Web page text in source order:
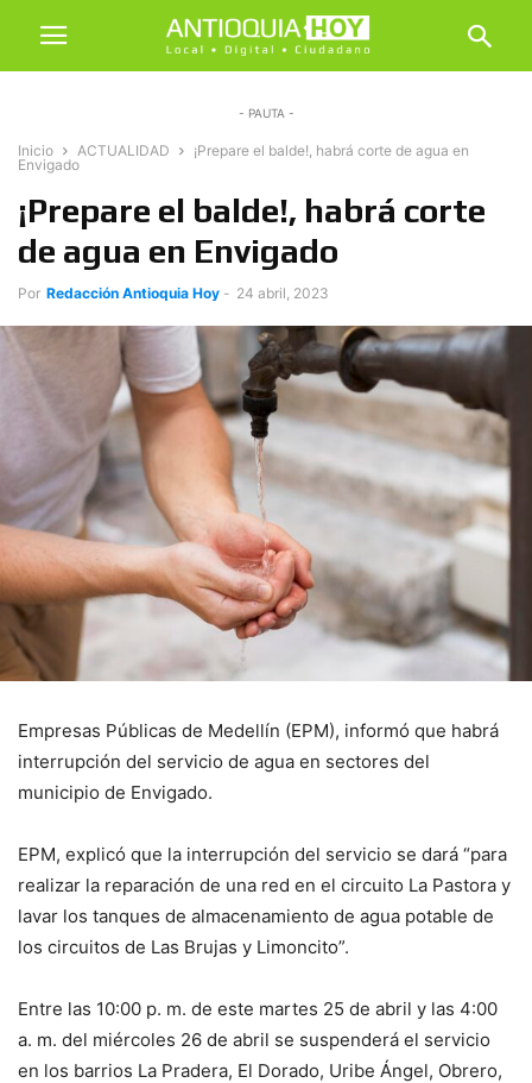
- PAUTA -
Inicio ACTUALIDAD
¡Prepare el balde!, habrá corte de agua en
Envigado
¡Prepare el balde!, habrá corte
de agua en Envigado
Por Redacción Antioquia Hoy - 24 abril, 2023
Empresas Públicas de Medellín (EPM), informó que habrá
interrupción del servicio de agua en sectores del
municipio de Envigado.
EPM, explicó que la interrupción del servicio se dará “para
realizar la reparación de una red en el circuito La Pastora y
lavar los tanques de almacenamiento de agua potable de
los circuitos de Las Brujas y Limoncito”.
Entre las 10:00 p. m. de este martes 25 de abril y las 4:00
a. m. del miércoles 26 de abril se suspenderá el servicio
en los barrios La Pradera, El Dorado, Uribe Ángel, Obrero,